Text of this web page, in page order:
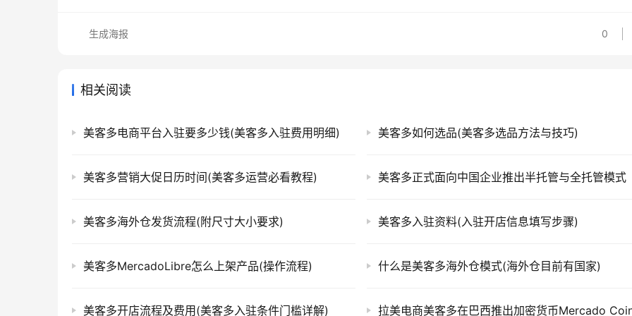
0
生成海报
相关阅读
美客多电商平台入驻要多少钱(美客多入驻费用明细) 美客多如何选品(美客多选品方法与技巧)
美客多营销大促日历时间(美客多运营必看教程) 美客多正式面向中国企业推出半托管与全托管模式
美客多海外仓发货流程(附尺寸大小要求) 美客多入驻资料(入驻开店信息填写步骤)
美客多MercadoLibre怎么上架产品(操作流程) 什么是美客多海外仓模式(海外仓目前有国家)
美客多开店流程及费用(美客多入驻条件门槛详解) 拉美电商美客多在巴西推出加密货币Mercado